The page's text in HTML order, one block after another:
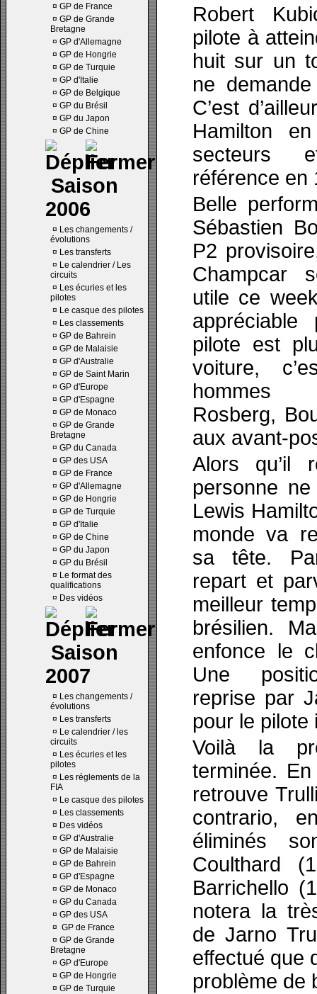
¤ GP de France
¤ GP de Grande
Bretagne
¤ GP d'Allemagne
¤ GP de Hongrie
¤ GP de Turquie
¤ GP d'Italie
¤ GP de Belgique
¤ GP du Brésil
¤ GP du Japon
¤ GP de Chine
Saison
2006
¤ Les changements /
évolutions
¤ Les transferts
¤ Le calendrier / Les
circuits
¤ Les écuries et les
pilotes
¤ Le casque des pilotes
¤ Les classements
¤ GP de Bahrein
¤ GP de Malaisie
¤ GP d'Australie
¤ GP de Saint Marin
¤ GP d'Europe
¤ GP d'Espagne
¤ GP de Monaco
¤ GP de Grande
Bretagne
¤ GP du Canada
¤ GP des USA
¤ GP de France
¤ GP d'Allemagne
¤ GP de Hongrie
¤ GP de Turquie
¤ GP d'Italie
¤ GP de Chine
¤ GP du Japon
¤ GP du Brésil
¤ Le format des
qualifications
¤ Des vidéos
Saison
2007
¤ Les changements /
évolutions
¤ Les transferts
¤ Le calendrier / les
circuits
¤ Les écuries et les
pilotes
¤ Les réglements de la
FIA
¤ Le casque des pilotes
¤ Les classements
¤ Des vidéos
¤ GP d'Australie
¤ GP de Malaisie
¤ GP de Bahrein
¤ GP d'Espagne
¤ GP de Monaco
¤ GP du Canada
¤ GP des USA
¤ GP de France
¤ GP de Grande
Bretagne
¤ GP d'Europe
¤ GP de Hongrie
¤ GP de Turquie
Robert
pilote à
huit sur un
ne
C’est
Hamilton
secteurs
référence en
Belle
Sébastien
P2
Champcar
utile ce
pilote est
voiture,
hommes
Rosberg,
aux avant-
Alors qu’il
personne
Lewis
monde va
sa tête.
repart et
meilleur
brésilien.
enfonce le
Une
reprise par
pour le pilote
Voilà la
terminée.
retrouve
contrario,
éliminés
Coulthard
Barrichello
notera la
de Jarno
effectué que
problème de